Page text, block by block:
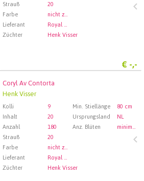
Strauß
20
Farbe
nicht zugewiesen
Lieferant
Royal FloraHolland Aalsmeer
Züchter
Henk Visser
€ -,-
Coryl Av Contorta
Henk Visser
Kolli 9 Min. Stiellänge
80 cm
Inhalt
20 Ursprungsland
NL
Anzahl
180 Anz. Blüten
minimaal 80
Strauß
20
Farbe
nicht zugewiesen
Lieferant
Royal FloraHolland Aalsmeer
Züchter
Henk Visser
ein Abfartdatum.